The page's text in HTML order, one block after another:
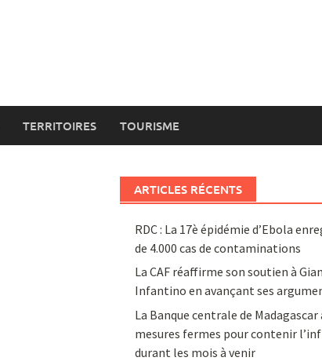
TERRITOIRES TOURISME
ARTICLES RÉCENTS
RDC : La 17è épidémie d’Ebola
de 4.000 cas de contaminations
La CAF réaffirme son soutien à
Infantino en avançant ses
La Banque centrale de
mesures fermes pour contenir
durant les mois à venir